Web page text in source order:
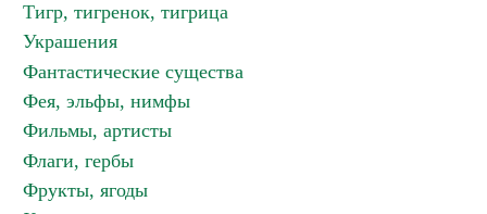
Тигр, тигренок, тигрица
Украшения
Фантастические существа
Фея, эльфы, нимфы
Фильмы, артисты
Флаги, гербы
Фрукты, ягоды